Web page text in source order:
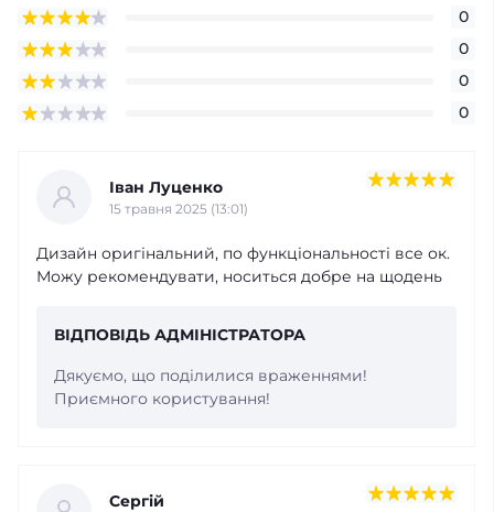
0
0
0
0
Іван Луценко
15 травня 2025 (13:01)
Дизайн оригінальний, по функціональності все ок.
Можу рекомендувати, носиться добре на щодень
ВІДПОВІДЬ АДМІНІСТРАТОРА
Дякуємо, що поділилися враженнями!
Приємного користування!
Сергій